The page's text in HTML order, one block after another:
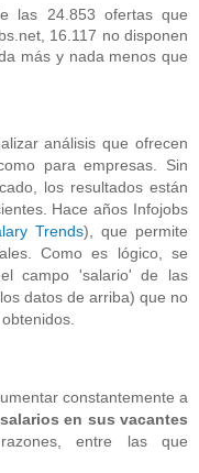
las 24.853 ofertas que
16.117 no disponen
más y nada menos que
análisis que ofrecen
para empresas. Sin
los resultados están
Hace años Infojobs
Trends), que permite
Como es lógico, se
campo 'salario' de las
datos de arriba) que no
constantemente a
en sus vacantes
entre las que